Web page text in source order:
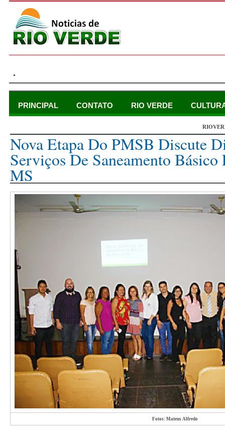
.
PRINCIPAL CONTATO RIO VERDE
Nova Etapa Do PMSB Discute
Serviços De Saneamento
MS
Fotos: Mateus Alfredo